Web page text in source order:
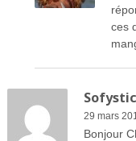
ces
29 mars
Bonjour